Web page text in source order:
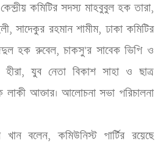
কমিটির সদস্য মাহবুবুল হক তারা,
সাদেকুর রহমান শামীম, ঢাকা কমিটির
হক রুবেল, চাকসু’র সাবেক ভিপি ও
হীরা, যুব নেতা বিকাশ সাহা ও ছাত্র
লাকী আক্তার। আলোচনা সভা পরিচালনা
বলেন, কমিউনিস্ট পার্টির রয়েছে